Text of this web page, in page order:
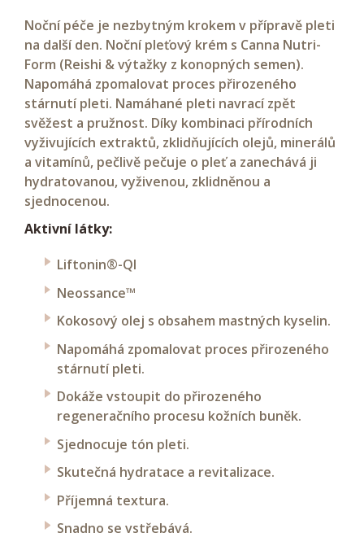
Noční péče je nezbytným krokem v přípravě pleti
na další den. Noční pleťový krém s Canna Nutri-
Form (Reishi & výtažky z konopných semen).
Napomáhá zpomalovat proces přirozeného
stárnutí pleti. Namáhané pleti navrací zpět
svěžest a pružnost. Díky kombinaci přírodních
vyživujících extraktů, zklidňujících olejů, minerálů
a vitamínů, pečlivě pečuje o pleť a zanechává ji
hydratovanou, vyživenou, zklidněnou a
sjednocenou.
Aktivní látky:
Liftonin®-QI
Neossance™
Kokosový olej s obsahem mastných kyselin.
Napomáhá zpomalovat proces přirozeného
stárnutí pleti.
Dokáže vstoupit do přirozeného
regeneračního procesu kožních buněk.
Sjednocuje tón pleti.
Skutečná hydratace a revitalizace.
Příjemná textura.
Snadno se vstřebává.